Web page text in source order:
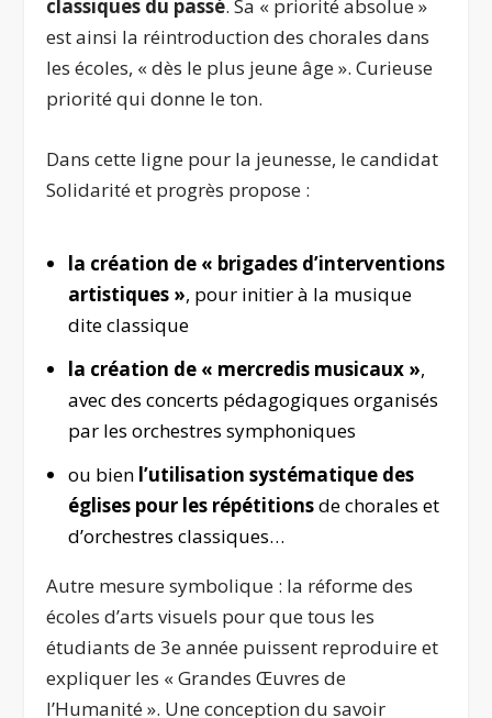
classiques du passé. Sa « priorité absolue »
est ainsi la réintroduction des chorales dans
les écoles, « dès le plus jeune âge ». Curieuse
priorité qui donne le ton.
Dans cette ligne pour la jeunesse, le candidat
Solidarité et progrès propose :
la création de « brigades d’interventions
artistiques », pour initier à la musique
dite classique
la création de « mercredis musicaux »,
avec des concerts pédagogiques organisés
par les orchestres symphoniques
ou bien l’utilisation systématique des
églises pour les répétitionsde chorales et
d’orchestres classiques…
Autre mesure symbolique : la réforme des
écoles d’arts visuels pour que tous les
étudiants de 3e année puissent reproduire et
expliquer les « Grandes Œuvres de
l’Humanité ». Une conception du savoir